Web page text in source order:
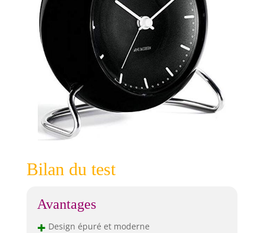
Bilan du test
Avantages
+ Design épuré et moderne